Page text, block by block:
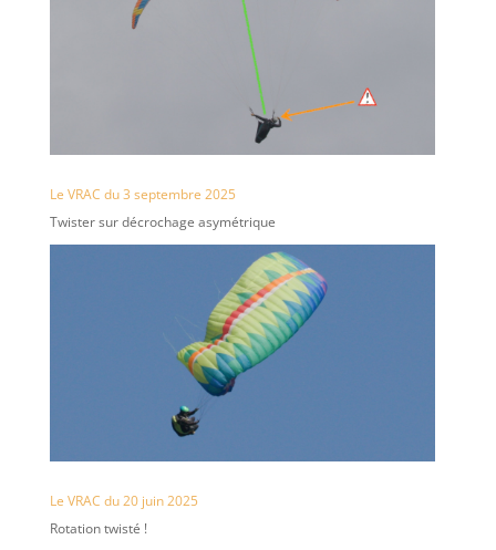
Le VRAC du 3 septembre 2025
Twister sur décrochage asymétrique
Le VRAC du 20 juin 2025
Rotation twisté !